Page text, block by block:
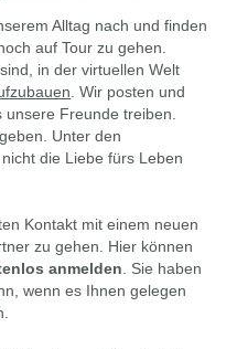
Alltag nach und finden
auf Tour zu gehen.
in der virtuellen Welt
. Wir posten und
Freunde treiben.
Unter den
die Liebe fürs Leben
Kontakt mit einem neuen
zu gehen. Hier können
anmelden . Sie haben
wenn es Ihnen gelegen